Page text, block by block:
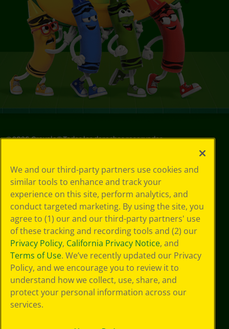
©2026Crayola® Todos los derechos reservados.
de privacidad
Política de
privacidad
Términos de SMS
GDPR
Aviso de
privacidad de CA
Cookie
Preferences
Condiciones de
uso
Accesibilidad web
Mapa del sitio
We and our third-party partners use cookies and
similar tools to enhance and track your
experience on this site, perform analytics, and
conduct targeted marketing. By using the site, you
agree to (1) our and our third-party partners' use
of these tracking and recording tools and (2) our
Privacy Policy, California Privacy Notice, and
Terms of Use. We’ve recently updated our Privacy
Policy, and we encourage you to review it to
understand how we collect, use, share, and
protect your personal information across our
services.